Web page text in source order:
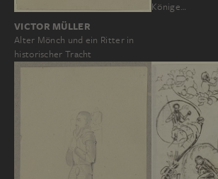
VICTOR MÜLLER
Alter Mönch und ein Ritter in
historischer Tracht
Könige…